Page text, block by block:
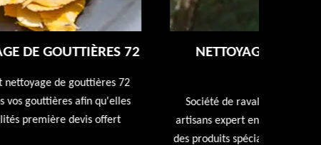
NETTOYAGE ET RAVALEMENT DE
Société de ravalement de façade 72 Sarthe nos
artisans expert en ravalement de façade utiliseront
des produits spécialisés. Devis et déplacement offert